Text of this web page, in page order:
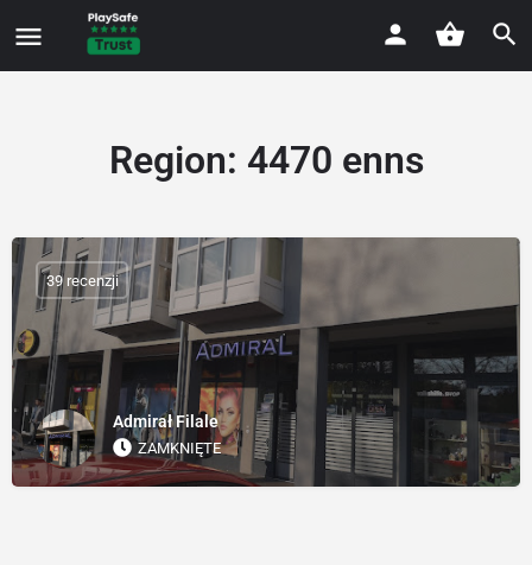
Region: 4470 enns
Admirał Filale
ZAMKNIĘTE
39 recenzji